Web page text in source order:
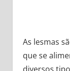
As lesmas
que se